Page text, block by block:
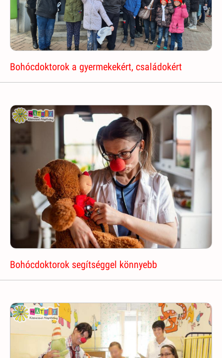
Bohócdoktorok a gyermekekért, családokért
Bohócdoktorok segítséggel könnyebb